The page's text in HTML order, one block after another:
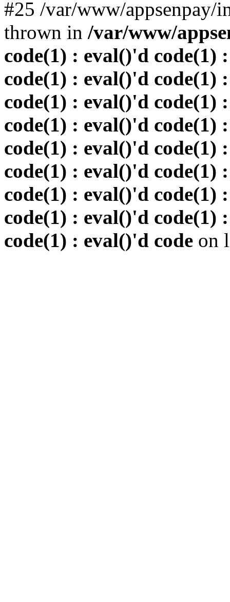
#25 /var/www/
thrown in /var/www/
code(1) : eval()'d code(1)
code(1) : eval()'d code(1)
code(1) : eval()'d code(1)
code(1) : eval()'d code(1)
code(1) : eval()'d code(1)
code(1) : eval()'d code(1)
code(1) : eval()'d code(1)
code(1) : eval()'d code(1)
code(1) : eval()'d code on